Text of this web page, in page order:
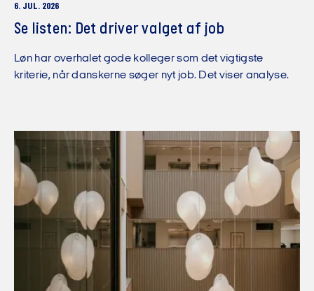
6. JUL. 2026
Se listen: Det driver valget af job
Løn har overhalet gode kolleger som det vigtigste
kriterie, når danskerne søger nyt job. Det viser analyse.